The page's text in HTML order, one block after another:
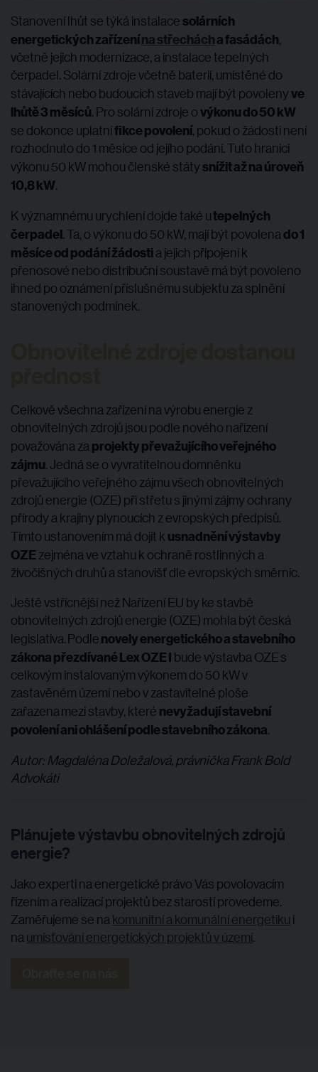
Stanovení lhůt se týká instalacesolárních
energetických zařízenína střechácha fasádách,
včetně jejich modernizace, a instalace tepelných
čerpadel. Solární zdroje včetně baterií, umístěné do
stávajících nebo budoucích staveb mají být povolenyve
lhůtě 3 měsíců. Pro solární zdroje ovýkonu do 50 kW
se dokonce uplatnífikce povolení, pokud o žádosti není
rozhodnuto do 1 měsíce od jejího podání. Tuto hranici
výkonu 50 kW mohou členské státysnížit až na úroveň
10,8 kW.
K významnému urychlení dojde také utepelných
čerpadel. Ta, o výkonu do 50 kW, mají být povolenado 1
měsíce od podání žádosti a jejich připojení k
přenosové nebo distribuční soustavě má být povoleno
ihned po oznámení příslušnému subjektu za splnění
stanovených podmínek.
Celkově všechna zařízení na výrobu energie z
obnovitelných zdrojů jsou podle nového nařízení
považována za projekty převažujícího veřejného
zájmu. Jedná se o vyvratitelnou domněnku
převažujícího veřejného zájmu všech obnovitelných
zdrojů energie (OZE) při střetu s jinými zájmy ochrany
přírody a krajiny plynoucích z evropských předpisů.
Tímto ustanovením má dojít k usnadnění výstavby
OZEzejména ve vztahu k ochraně rostlinných a
živočišných druhů a stanovišť dle evropských směrnic.
Ještě vstřícnější než Nařízení EU by ke stavbě
obnovitelných zdrojů energie (OZE) mohla být česká
legislativa. Podlenovely energetického a stavebního
zákona přezdívané Lex OZE I bude výstavba OZE s
celkovým instalovaným výkonem do 50 kW v
zastavěném území nebo v zastavitelné ploše
zařazena mezi stavby, které nevyžadují stavební
povolení ani ohlášení podle stavebního zákona.
Autor: Magdaléna Doležalová, právnička Frank Bold
Advokáti
Plánujete výstavbu obnovitelných zdrojů
energie?
Jako experti na energetické právo Vás povolovacím
řízením a realizací projektů bez starostí provedeme.
Zaměřujeme se na komunitní a komunální energetiku i
na umísťování energetických projektů v území.